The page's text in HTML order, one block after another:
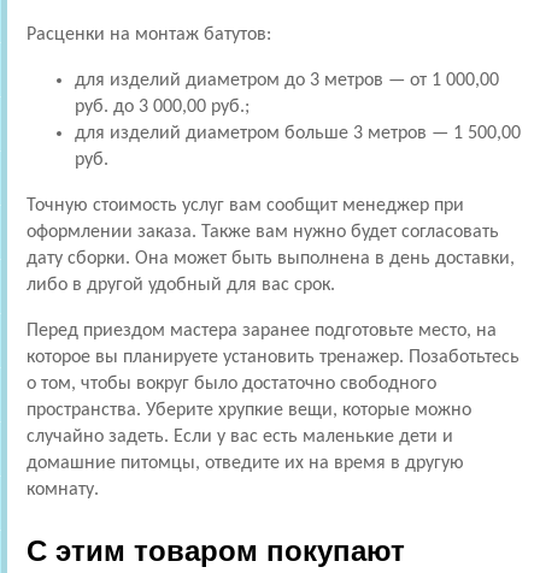
Расценки на монтаж батутов:
для изделий диаметром до 3 метров — от 1 000,00
руб. до 3 000,00 руб.;
для изделий диаметром больше 3 метров — 1 500,00
руб.
Точную стоимость услуг вам сообщит менеджер при
оформлении заказа. Также вам нужно будет согласовать
дату сборки. Она может быть выполнена в день доставки,
либо в другой удобный для вас срок.
Перед приездом мастера заранее подготовьте место, на
которое вы планируете установить тренажер. Позаботьтесь
о том, чтобы вокруг было достаточно свободного
пространства. Уберите хрупкие вещи, которые можно
случайно задеть. Если у вас есть маленькие дети и
домашние питомцы, отведите их на время в другую
комнату.
С этим товаром покупают